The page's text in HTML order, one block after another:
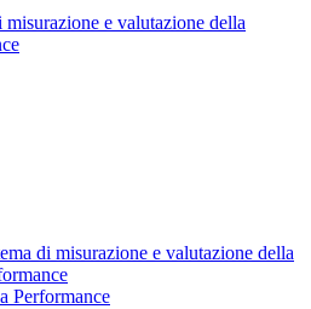
misurazione e valutazione della
di misurazione e valutazione della
Performance